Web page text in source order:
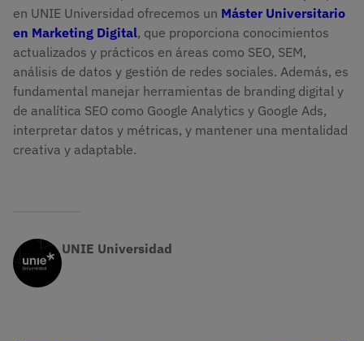
en UNIE Universidad ofrecemos un Máster Universitario
en Marketing Digital, que proporciona conocimientos
actualizados y prácticos en áreas como SEO, SEM,
análisis de datos y gestión de redes sociales. Además, es
fundamental manejar herramientas de branding digital y
de analítica SEO como Google Analytics y Google Ads,
interpretar datos y métricas, y mantener una mentalidad
creativa y adaptable.
UNIE Universidad